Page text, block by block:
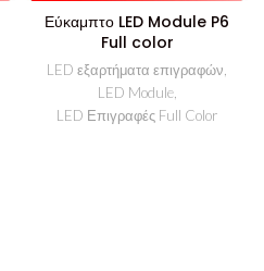
Εύκαμπτο LED Module P6
Full color
LED εξαρτήματα επιγραφών
LED Module,
LED Επιγραφές Full Color